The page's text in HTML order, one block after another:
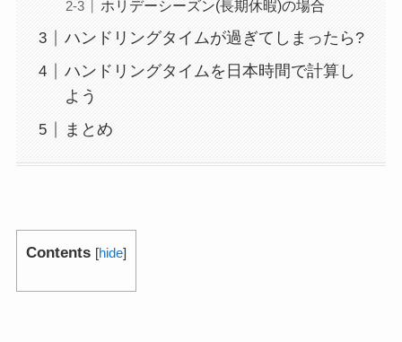
ホリデーシーズン(長期休暇)の場合
ハンドリングタイムが過ぎてしまったら?
ハンドリングタイムを日本時間で計算し
よう
まとめ
Contents [hide]